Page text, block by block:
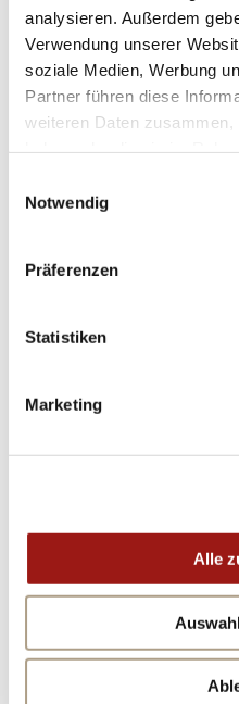
analysieren. Außerdem
Verwendung unserer
soziale Medien, Werbung
Partner führen diese
weiteren Daten
Notwendig
Präferenzen
Statistiken
Marketing
Alle